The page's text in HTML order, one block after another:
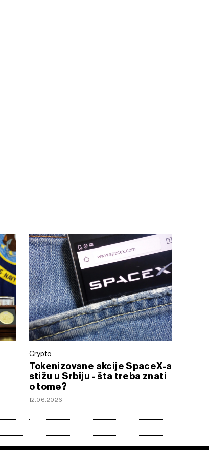
Crypto
Tokenizovane akcije SpaceX-a
stižu u Srbiju - šta treba znati
o tome?
12.06.2026